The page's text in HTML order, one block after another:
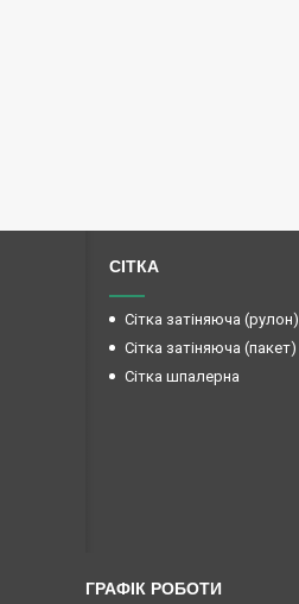
СІТКА
Сітка затіняюча (рулон)
Сітка затіняюча (пакет)
Сітка шпалерна
ГРАФІК РОБОТИ